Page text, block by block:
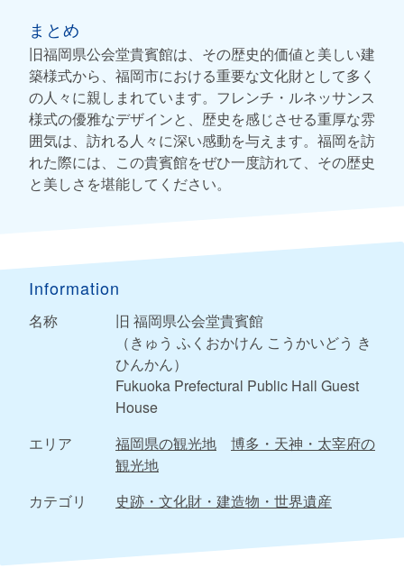
まとめ
旧福岡県公会堂貴賓館は、その歴史的価値と美しい建
築様式から、福岡市における重要な文化財として多く
の人々に親しまれています。フレンチ・ルネッサンス
様式の優雅なデザインと、歴史を感じさせる重厚な雰
囲気は、訪れる人々に深い感動を与えます。福岡を訪
れた際には、この貴賓館をぜひ一度訪れて、その歴史
と美しさを堪能してください。
Information
名称
旧 福岡県公会堂貴賓館
（きゅう ふくおかけん こうかいどう き
ひんかん）
Fukuoka Prefectural Public Hall Guest
House
エリア
福岡県の観光地
博多・天神・太宰府の
観光地
カテゴリ
史跡・文化財・建造物・世界遺産